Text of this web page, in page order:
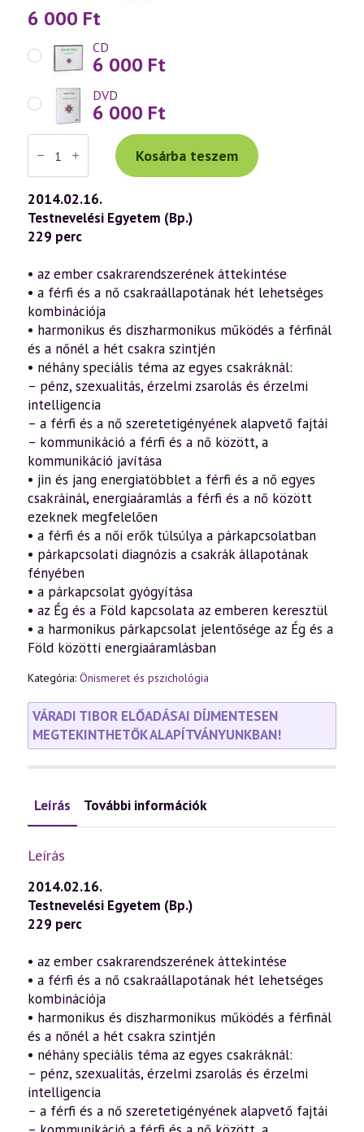
6 000 Ft
CD
6 000 Ft
DVD
6 000 Ft
Váradi
Tibor
előadás
(661)
—
A
harmonikus
párkapcsolat
titkai
csakraszintek
tükrében
(Lélektől
lélekig
10.
rész)
(2014.02.16.)
mennyiség
Kosárba teszem
2014.02.16.
Testnevelési Egyetem (Bp.)
229 perc
• az ember csakrarendszerének áttekintése
• a férfi és a nő csakraállapotának hét lehetséges
kombinációja
• harmonikus és diszharmonikus működés a férfinál
és a nőnél a hét csakra szintjén
• néhány speciális téma az egyes csakráknál:
– pénz, szexualitás, érzelmi zsarolás és érzelmi
intelligencia
– a férfi és a nő szeretetigényének alapvető fajtái
– kommunikáció a férfi és a nő között, a
kommunikáció javítása
• jin és jang energiatöbblet a férfi és a nő egyes
csakráinál, energiaáramlás a férfi és a nő között
ezeknek megfelelően
• a férfi és a női erők túlsúlya a párkapcsolatban
• párkapcsolati diagnózis a csakrák állapotának
fényében
• a párkapcsolat gyógyítása
• az Ég és a Föld kapcsolata az emberen keresztül
• a harmonikus párkapcsolat jelentősége az Ég és a
Föld közötti energiaáramlásban
Kategória: Önismeret és pszichológia
VÁRADI TIBOR ELŐADÁSAI DÍJMENTESEN
MEGTEKINTHETŐK ALAPÍTVÁNYUNKBAN!
Leírás További információk
Leírás
2014.02.16.
Testnevelési Egyetem (Bp.)
229 perc
• az ember csakrarendszerének áttekintése
• a férfi és a nő csakraállapotának hét lehetséges
kombinációja
• harmonikus és diszharmonikus működés a férfinál
és a nőnél a hét csakra szintjén
• néhány speciális téma az egyes csakráknál:
– pénz, szexualitás, érzelmi zsarolás és érzelmi
intelligencia
– a férfi és a nő szeretetigényének alapvető fajtái